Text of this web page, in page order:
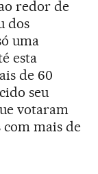
redor de
dos
uma
esta
de 60
seu
votaram
com mais de